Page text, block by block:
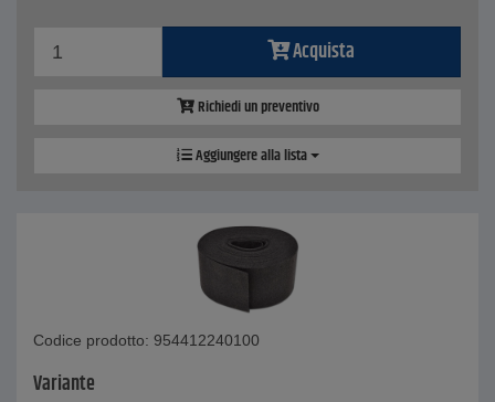
Acquista
Richiedi un preventivo
Aggiungere alla lista
Codice prodotto: 954412240100
Variante